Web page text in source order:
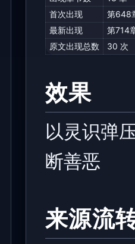
首次出现
第648
最新出现
第714
原文出现总数
30 次
效果
以灵识弹
断善恶
来源流